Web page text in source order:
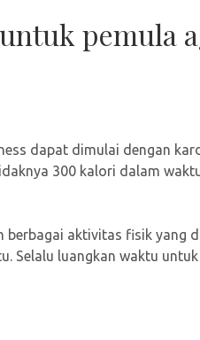
pemula
dapat dimulai dengan
300 kalori dalam
aktivitas fisik yang
Selalu luangkan waktu